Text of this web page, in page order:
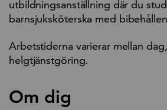
utbildningsanställning där du
barnsjuksköterska med
Arbetstiderna varierar mellan
helgtjänstgöring.
Om dig